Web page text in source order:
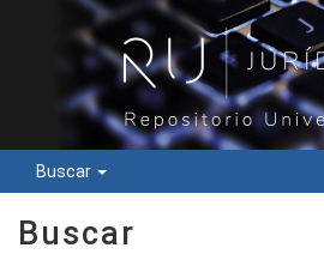
Buscar
Buscar